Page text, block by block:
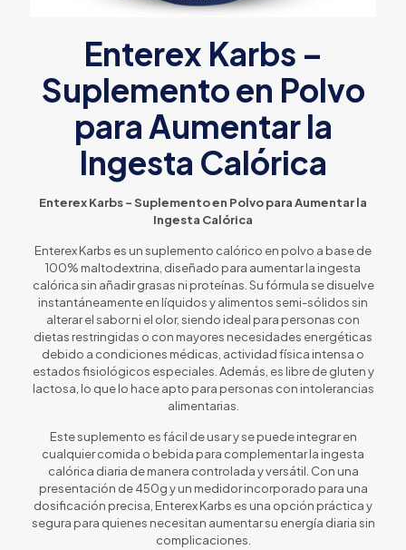
Enterex Karbs –
Suplemento en Polvo
para Aumentar la
Ingesta Calórica
Enterex Karbs – Suplemento en Polvo para Aumentar la
Ingesta Calórica
Enterex Karbs es un suplemento calórico en polvo a base de
100% maltodextrina, diseñado para aumentar la ingesta
calórica sin añadir grasas ni proteínas. Su fórmula se disuelve
instantáneamente en líquidos y alimentos semi-sólidos sin
alterar el sabor ni el olor, siendo ideal para personas con
dietas restringidas o con mayores necesidades energéticas
debido a condiciones médicas, actividad física intensa o
estados fisiológicos especiales. Además, es libre de gluten y
lactosa, lo que lo hace apto para personas con intolerancias
alimentarias.
Este suplemento es fácil de usar y se puede integrar en
cualquier comida o bebida para complementar la ingesta
calórica diaria de manera controlada y versátil. Con una
presentación de 450g y un medidor incorporado para una
dosificación precisa, Enterex Karbs es una opción práctica y
segura para quienes necesitan aumentar su energía diaria sin
complicaciones.